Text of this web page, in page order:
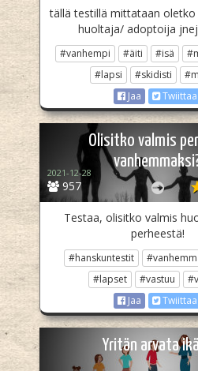
tällä testillä mittataan
huoltaja/ adoptoija
#vanhempi #äiti #isä
#lapsi
#skidisti
Jaa
Twiittaa
Olisitko valmis
957
2021-12-28
Testaa, olisitko valmis
perheestä!
#hanskuntestit
#lapset
#vastuu
Jaa
Twiittaa
Yritän arvata